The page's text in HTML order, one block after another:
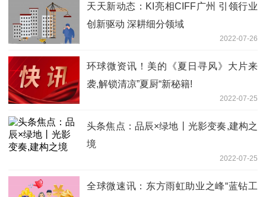
天天新动态：KI亮相CIFF广州 引领行业
创新驱动 深耕细分领域
2022-07-26
环球微资讯！美的《夏日寻风》大片来
袭,解锁清凉”夏厨“新秘籍!
2022-07-25
头条焦点：品辰×绿地丨光影变奏,建构之
境
2022-07-25
全球微速讯：东方雨虹助业之峰“蓝钻工